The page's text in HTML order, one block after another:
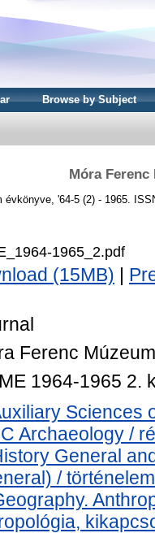
Browse by Subject
Móra Ferenc
évkönyve, '64-5 (2) - 1965.
1965_2.pdf
(15MB)
Ferenc Múzeum
1964-1965 2.
Sciences
Archaeology /
General
/